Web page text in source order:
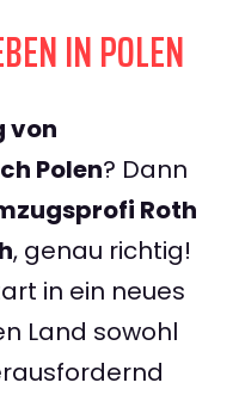
IN POLEN
von
Polen? Dann
Roth
, genau richtig!
in ein neues
Land sowohl